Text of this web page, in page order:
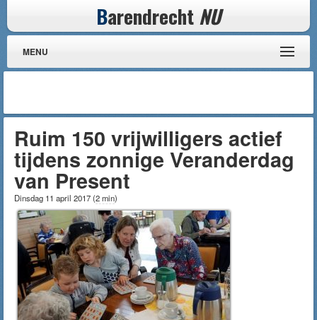
Barendrecht NU
MENU
Ruim 150 vrijwilligers actief
tijdens zonnige Veranderdag
van Present
Dinsdag 11 april 2017(2 min)